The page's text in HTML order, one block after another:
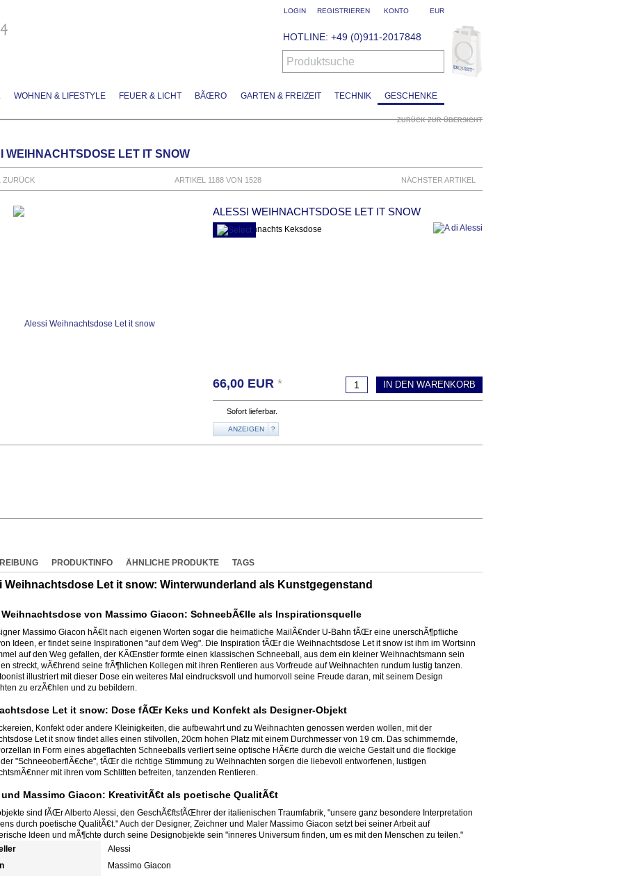
EUR
KONTO
LOGIN REGISTRIEREN
WOHNEN & LIFESTYLE FEUER & LICHT BÃŒRO GARTEN & FREIZEIT TECHNIK
GESCHENKE
HOTLINE: +49 (0)911-2017848
Produktsuche
ZURÜCK ZUR ÜBERSICHT
WEIHNACHTSDOSE LET IT SNOW
ZURÜCK ARTIKEL 1188 VON 1528 NÄCHSTER ARTIKEL
ALESSI WEIHNACHTSDOSE LET IT SNOW
Alessi Weihnachts Keksdose
66,00 EUR * IN DEN WARENKORB
Sofort lieferbar.
ANZEIGEN ?
PRODUKTINFO ÄHNLICHE PRODUKTE TAGS
Weihnachtsdose Let it snow: Winterwunderland als Kunstgegenstand
von Massimo Giacon: SchneebÃ€lle als Inspirationsquelle
Massimo Giacon hÃ€lt nach eigenen Worten sogar die heimatliche MailÃ€nder U-Bahn fÃŒr eine unerschÃ¶pfliche
Ideen, er findet seine Inspirationen "auf dem Weg". Die Inspiration fÃŒr die Weihnachtsdose Let it snow ist ihm im Wortsinn
auf den Weg gefallen, der KÃŒnstler formte einen klassischen Schneeball, aus dem ein kleiner Weihnachtsmann sein
streckt, wÃ€hrend seine frÃ¶hlichen Kollegen mit ihren Rentieren aus Vorfreude auf Weihnachten rundum lustig tanzen.
illustriert mit dieser Dose ein weiteres Mal eindrucksvoll und humorvoll seine Freude daran, mit seinem Design
zu erzÃ€hlen und zu bebildern.
Let it snow: Dose fÃŒr Keks und Konfekt als Designer-Objekt
Konfekt oder andere Kleinigkeiten, die aufbewahrt und zu Weihnachten genossen werden wollen, mit der
Let it snow findet alles einen stilvollen, 20cm hohen Platz mit einem Durchmesser von 19 cm. Das schimmernde,
in Form eines abgeflachten Schneeballs verliert seine optische HÃ€rte durch die weiche Gestalt und die flockige
"SchneeoberflÃ€che", fÃŒr die richtige Stimmung zu Weihnachten sorgen die liebevoll entworfenen, lustigen
mit ihren vom Schlitten befreiten, tanzenden Rentieren.
Massimo Giacon: KreativitÃ€t als poetische QualitÃ€t
sind fÃŒr Alberto Alessi, den GeschÃ€ftsfÃŒhrer der italienischen Traumfabrik, "unsere ganz besondere Interpretation
durch poetische QualitÃ€t." Auch der Designer, Zeichner und Maler Massimo Giacon setzt bei seiner Arbeit auf
Ideen und mÃ¶chte durch seine Designobjekte sein "inneres Universum finden, um es mit den Menschen zu teilen."
Alessi
Massimo Giacon